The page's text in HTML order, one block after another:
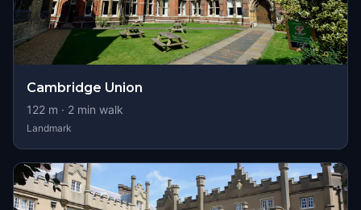
Cambridge Union
122 m · 2 min walk
Landmark